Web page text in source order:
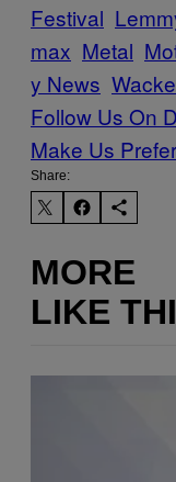
Festival
max Metal
y News
Follow Us On
Make Us
Share:
MORE
LIKE